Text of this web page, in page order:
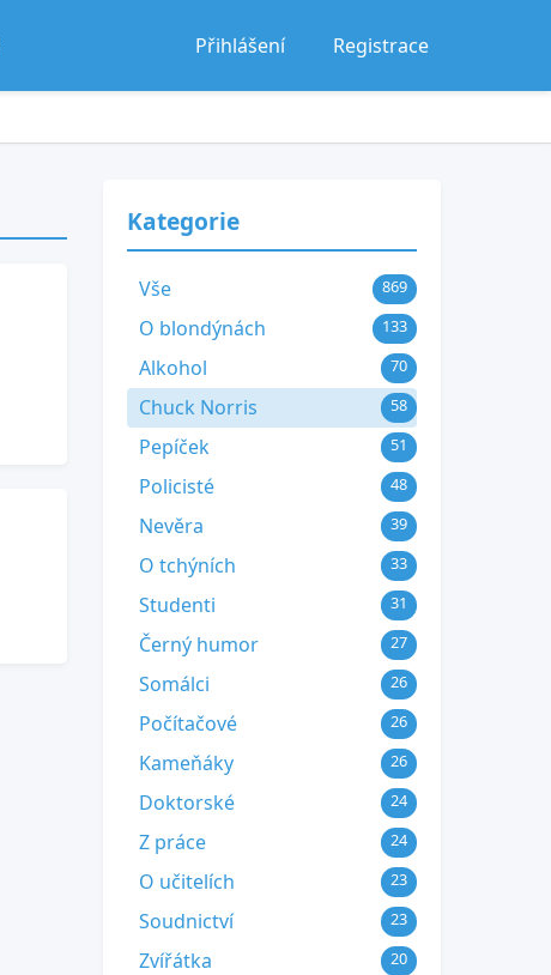
Přihlášení Registrace
Kategorie
Vše 869
O blondýnách 133
Alkohol 70
Chuck Norris 58
Pepíček 51
Policisté 48
Nevěra 39
O tchýních 33
Studenti 31
Černý humor 27
Somálci 26
Počítačové 26
Kameňáky 26
Doktorské 24
Z práce 24
O učitelích 23
Soudnictví 23
Zvířátka 20